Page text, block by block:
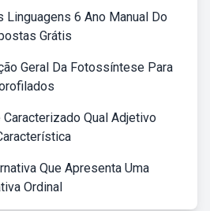
Linguagens 6 Ano Manual Do
Grátis
Geral Da Fotossíntese Para
Caracterizado Qual Adjetivo
Que Apresenta Uma
Ordinal